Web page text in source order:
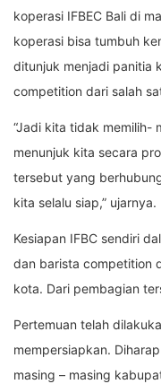
koperasi IFBEC Bali di
koperasi bisa tumbuh
ditunjuk menjadi panitia
competition dari salah
“Jadi kita tidak memilih-
menunjuk kita secara
tersebut yang
kita selalu siap,” ujarnya.
Kesiapan IFBC sendiri
dan barista competition
kota. Dari pembagian
Pertemuan telah
mempersiapkan.
masing – masing